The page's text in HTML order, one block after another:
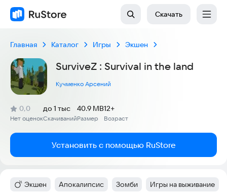
Скачать
Главная Каталог Игры Экшен
SurviveZ : Survival in the land
Кучменко Арсений
Рейтинг:
0,0
(
Нет оценок
)
Скачиваний
до 1 тыс
Размер
40.9 MB
Возраст
12+
Установить с помощью RuStore
Категория
Экшен Тег:
Апокалипсис Тег:
Зомби Тег:
Игры на выживание